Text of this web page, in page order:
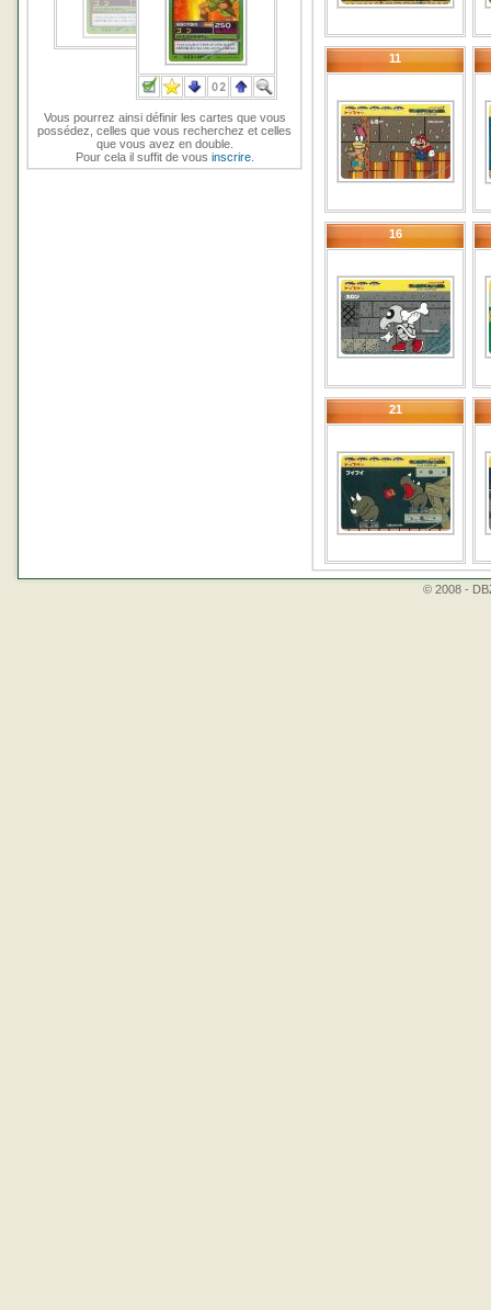
Vous pourrez ainsi définir les cartes que vous
possédez, celles que vous recherchez et celles
que vous avez en double.
Pour cela il suffit de vous inscrire.
11
16
21
© 2008 -